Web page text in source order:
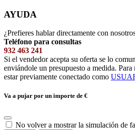
AYUDA
¿Prefieres hablar directamente con
Teléfono para consultas
932 463 241
Si el vendedor acepta su oferta se lo
enviándole un presupuesto a medida.
estar previamente conectado como
Va a pujar por un importe de €
No volver a mostrar la simulación de